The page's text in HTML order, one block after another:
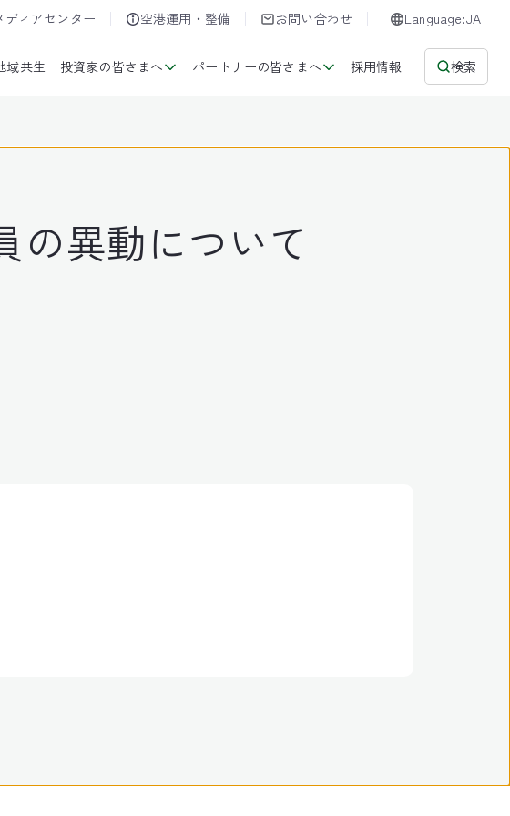
ディアセンター 空港運用・整備 お問い合わせ Language:JA
域共生 投資家の皆さまへ パートナーの皆さまへ 採用情報 検索
の異動について